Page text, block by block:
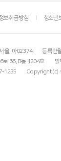
보취급방침 청소년
울, 아02374 등록연
로 66, B동 1204호
1235 Copyright (c)